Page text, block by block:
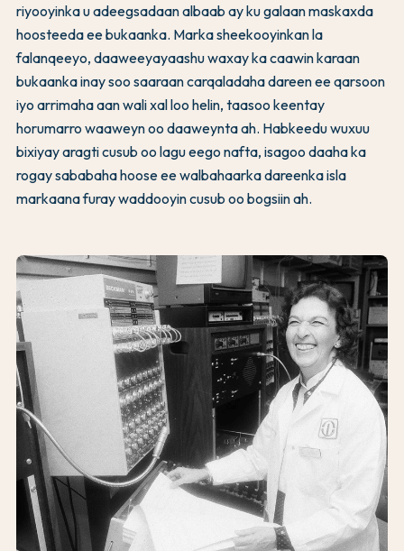
riyooyinka u adeegsadaan albaab ay ku galaan maskaxda
hoosteeda ee bukaanka. Marka sheekooyinkan la
falanqeeyo, daaweeyayaashu waxay ka caawin karaan
bukaanka inay soo saaraan carqaladaha dareen ee qarsoon
iyo arrimaha aan wali xal loo helin, taasoo keentay
horumarro waaweyn oo daaweynta ah. Habkeedu wuxuu
bixiyay aragti cusub oo lagu eego nafta, isagoo daaha ka
rogay sababaha hoose ee walbahaarka dareenka isla
markaana furay waddooyin cusub oo bogsiin ah.